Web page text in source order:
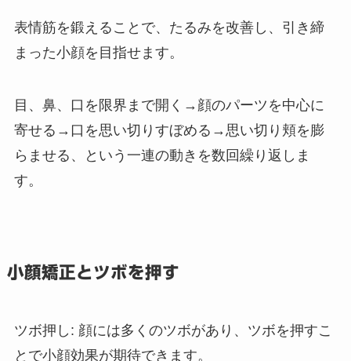
表情筋を鍛えることで、たるみを改善し、引き締
まった小顔を目指せます。
目、鼻、口を限界まで開く→顔のパーツを中心に
寄せる→口を思い切りすぼめる→思い切り頬を膨
らませる、という一連の動きを数回繰り返しま
す。
小顔矯正とツボを押す
ツボ押し: 顔には多くのツボがあり、ツボを押すこ
とで小顔効果が期待できます。